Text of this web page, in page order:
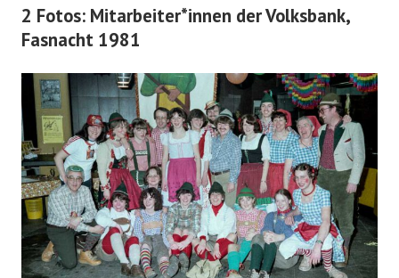
2 Fotos: Mitarbeiter*innen der Volksbank,
Fasnacht 1981